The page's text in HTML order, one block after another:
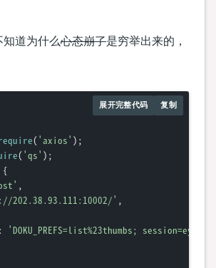
道为什么心态崩了是穷举出来的，
展开完整代码 复制
('axios'
('qs'
{
,
202.38.93.111:10002/' ,
:
'DOKU_PREFS=list%23thumbs;